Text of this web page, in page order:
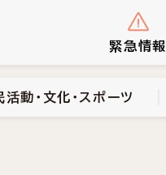
緊急情報
市民活動・文化・スポーツ
活動・文化・スポーツ